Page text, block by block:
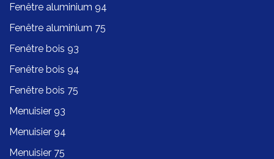
Fenêtre aluminium 94
Fenêtre aluminium 75
Fenêtre bois 93
Fenêtre bois 94
Fenêtre bois 75
Menuisier 93
Menuisier 94
Menuisier 75